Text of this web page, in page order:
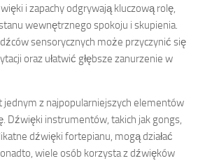
i zapachy odgrywają kluczową rolę,
wewnętrznego spokoju i skupienia.
sensorycznych może przyczynić się
oraz ułatwić głębsze zanurzenie w
jednym z najpopularniejszych elementów
Dźwięki instrumentów, takich jak gongs,
dźwięki fortepianu, mogą działać
wiele osób korzysta z dźwięków